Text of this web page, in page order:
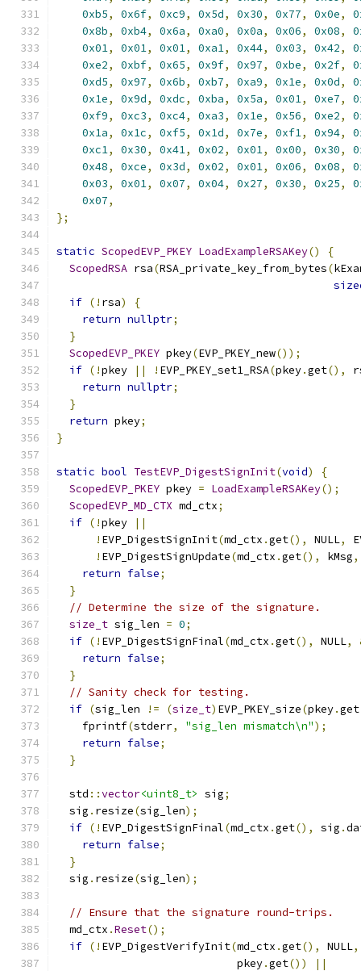
0xb5, 0x6f, 0xc9, 0x5d, 0x30, 0x77, 0x0e,
0x8b, 0xb4, 0x6a, 0xa0, 0x0a, 0x06, 0x08,
0x01, 0x01, 0x01, 0xa1, 0x44, 0x03, 0x42,
0xe2, 0xbf, 0x65, 0x9f, 0x97, 0xbe, 0x2f,
0xd5, 0x97, 0x6b, 0xb7, 0xa9, 0x1e, 0x0d,
0x1e, 0x9d, 0xdc, 0xba, 0x5a, 0x01, 0xe7,
0xf9, 0xc3, 0xc4, 0xa3, 0x1e, 0x56, 0xe2,
0x1a, 0x1c, 0xf5, 0x1d, 0x7e, 0xf1, 0x94,
0xc1, 0x30, 0x41, 0x02, 0x01, 0x00, 0x30,
0x48, 0xce, 0x3d, 0x02, 0x01, 0x06, 0x08,
0x03, 0x01, 0x07, 0x04, 0x27, 0x30, 0x25,
0x07,
};
static ScopedEVP_PKEY LoadExampleRSAKey()
{
ScopedRSA rsa(RSA_private_key_from_bytes(
if (! rsa)
{
return nullptr;
}
ScopedEVP_PKEY pkey(EVP_PKEY_new());
if (!pkey || ! EVP_PKEY_set1_RSA(pkey.get(),
return nullptr;
}
return pkey;
}
static bool TestEVP_DigestSignInit(void)
{
ScopedEVP_PKEY pkey = LoadExampleRSAKey();
ScopedEVP_MD_CTX md_ctx;
if (!pkey
||
! EVP_DigestSignInit(md_ctx .get(), NULL,
! EVP_DigestSignUpdate(md_ctx .get(), kMsg,
return false;
}
// Determine the size of the signature.
size_t sig_len = 0;
if (! EVP_DigestSignFinal(md_ctx .get(), NULL,
return false;
}
// Sanity check for testing.
if (sig_len != (size_t) EVP_PKEY_size(pkey.get
    fprintf
(stderr, "sig_len mismatch\n");
return false;
}
  std
::vector<uint8_t> sig;
  sig
. resize(sig_len);
if (! EVP_DigestSignFinal(md_ctx .get(), sig .
return false;
}
  sig
. resize(sig_len);
// Ensure that the signature round-trips.
  md_ctx
.Reset();
if (! EVP_DigestVerifyInit(md_ctx .get(), NULL,
                            pkey
.get())
||